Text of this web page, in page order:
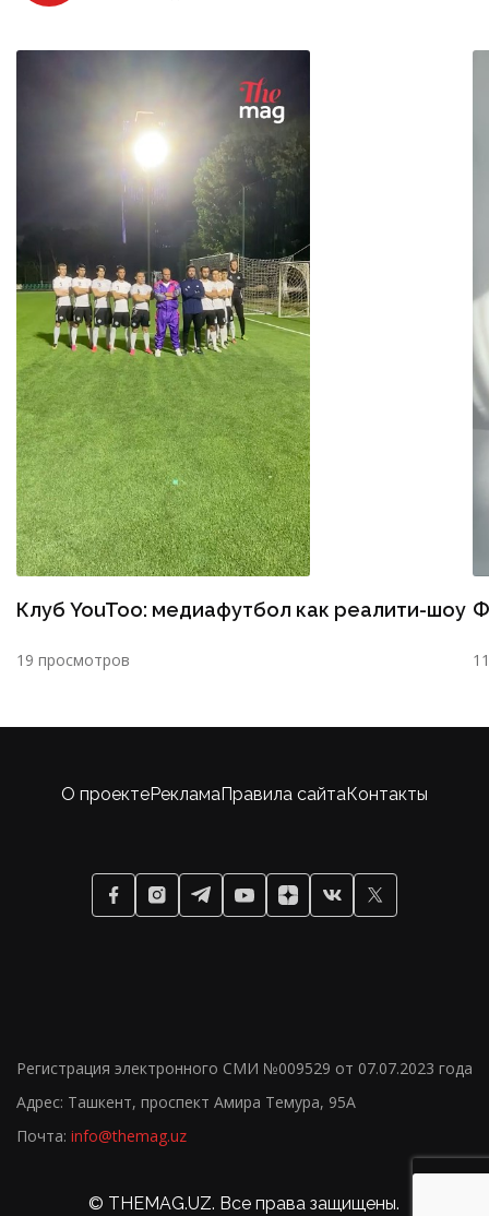
Клуб YouToo: медиафутбол как реалити-шоу
19 просмотров
Регистрация электронного СМИ №009529 от 07.07.2023 года
Адрес: Ташкент, проспект Амира Темура, 95А
Почта: info@themag.uz
О проектеРекламаПравила сайтаКонтакты
© THEMAG.UZ. Все права защищены.